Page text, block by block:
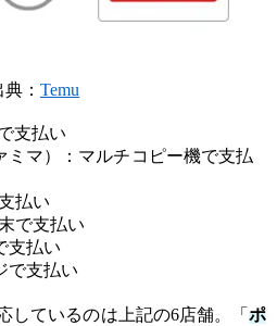
典： Temu
支払い
ミマ）：マルチコピー機で支払
払い
で支払い
支払い
で支払い
しているのは上記の6店舗。「ポ